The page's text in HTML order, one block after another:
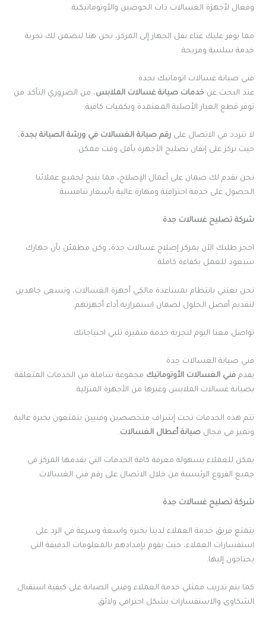
وفعال لأجهزة الغسالات ذات الحوضين والأوتوماتيكية.
مما يوفر عليك عناء نقل الجهاز إلى المركز، نحن هنا لنضمن لك تجربة
خدمة سلسة ومريحة.
فني صيانة غسالات اتوماتيك بجدة
عند البحث عن خدمات صيانة غسالات الملابس، من الضروري التأكد من
توفر قطع الغيار الأصلية المعتمدة وبكميات كافية.
لا تتردد في الاتصال على رقم صيانة الغسالات في ورشة الصيانة بجدة،
حيث نركز على إتقان تصليح الأجهزة بأقل وقت ممكن.
نحن نقدم لك ضمان على أعمال الإصلاح، مما يتيح لجميع عملائنا
الحصول على خدمة احترافية ومهارة عالية بأسعار تنافسية.
شركة تصليح غسالات جدة
احجز طلبك الآن بمركز إصلاح غسالات جدة، وكن مطمئن بأن جهازك
سيعود للعمل بكفاءة كاملة.
نحن نعتني بانتظام بمساعدة مالكي أجهزة الغسالات، ونسعى جاهدين
لتقديم أفضل الحلول لضمان استمرارية أداء أجهزتهم.
تواصل معنا اليوم لتجربة خدمة متميزة تلبي احتياجاتك.
فني صيانة الغسالات جدة
يقدم فني الغسالات الأوتوماتيك مجموعة شاملة من الخدمات المتعلقة
بصيانة غسالات الملابس وغيرها من الأجهزة المنزلية.
تتم هذه الخدمات تحت إشراف متخصصين وفنيين يتمتعون بخبرة عالية
وتميز في مجال صيانة أعطال الغسالات.
يمكن للعملاء بسهولة معرفة كافة الخدمات التي يقدمها المركز في
جميع الفروع الرئيسية من خلال الاتصال على رقم فني الغسالات.
شركة تصليح غسالات جدة
يتمتع فريق خدمة العملاء لدينا بخبرة واسعة وسرعة في الرد على
استفسارات العملاء، حيث يقوم بإمدادهم بالمعلومات الدقيقة التي
يحتاجون إليها.
كما يتم تدريب ممثلي خدمة العملاء وفنيي الصيانة على كيفية استقبال
الشكاوى والاستفسارات بشكل احترافي ولائق.